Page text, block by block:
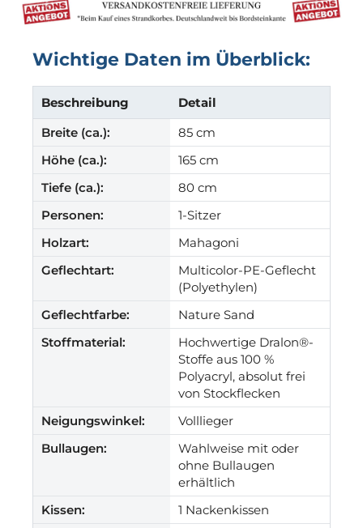
Wichtige Daten im Überblick:
Beschreibung
Detail
Breite (ca.):
85 cm
Höhe (ca.):
165 cm
Tiefe (ca.):
80 cm
Personen:
1-Sitzer
Holzart:
Mahagoni
Geflechtart:
Multicolor-PE-Geflecht
(Polyethylen)
Geflechtfarbe:
Nature Sand
Stoffmaterial:
Hochwertige Dralon®-
Stoffe aus 100 %
Polyacryl, absolut frei
von Stockflecken
Neigungswinkel:
Volllieger
Bullaugen:
Wahlweise mit oder
ohne Bullaugen
erhältlich
Kissen:
1 Nackenkissen